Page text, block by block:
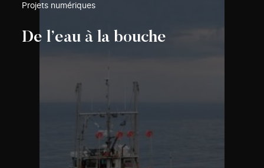
Projets numériques
De l’eau à la bouche